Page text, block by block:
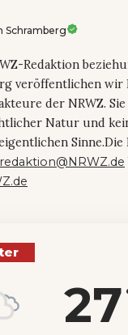
Schramberg
Redaktion
veröffentlichen wir
der NRWZ.
Natur und
Sinne.Die
redaktion@NRWZ.de
27